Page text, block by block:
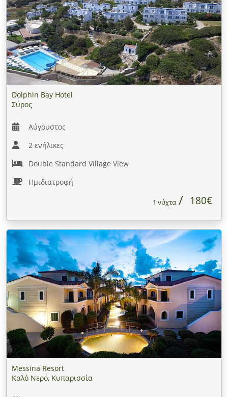
Dolphin Bay Hotel
Σύρος
Αύγουστος
2 ενήλικες
Double Standard Village View
Ημιδιατροφή
1 νύχτα 180€
Messina Resort
Καλό Νερό, Κυπαρισσία